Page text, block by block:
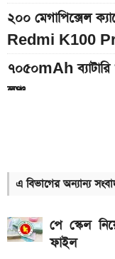
২০০ মেগাপিক্সেল
Redmi K100
৭০৫০mAh
লঞ্চ
কত
আগামী সপ্তাহেই
Hero Xtreme
বাংলাদেশে ও দাম কত
এ বিভাগের অন্যান্য
পে স্কেল
ফাইল